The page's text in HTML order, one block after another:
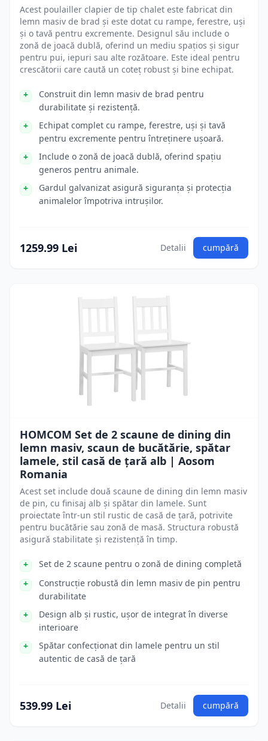
Acest poulailler clapier de tip chalet este fabricat din
lemn masiv de brad și este dotat cu rampe, ferestre, uși
și o tavă pentru excremente. Designul său include o
zonă de joacă dublă, oferind un mediu spațios și sigur
pentru pui, iepuri sau alte rozătoare. Este ideal pentru
crescătorii care caută un coteț robust și bine echipat.
Construit din lemn masiv de brad pentru
durabilitate și rezistență.
Echipat complet cu rampe, ferestre, uși și tavă
pentru excremente pentru întreținere ușoară.
Include o zonă de joacă dublă, oferind spațiu
generos pentru animale.
Gardul galvanizat asigură siguranța și protecția
animalelor împotriva intrușilor.
1259.99 Lei Detalii cumpără
HOMCOM Set de 2 scaune de dining din
lemn masiv, scaun de bucătărie, spătar
lamele, stil casă de țară alb | Aosom
Romania
Acest set include două scaune de dining din lemn masiv
de pin, cu finisaj alb și spătar din lamele. Sunt
proiectate într-un stil rustic de casă de țară, potrivite
pentru bucătărie sau zonă de masă. Structura robustă
asigură stabilitate și rezistență în timp.
Set de 2 scaune pentru o zonă de dining completă
Construcție robustă din lemn masiv de pin pentru
durabilitate
Design alb și rustic, ușor de integrat în diverse
interioare
Spătar confecționat din lamele pentru un stil
autentic de casă de țară
539.99 Lei Detalii cumpără